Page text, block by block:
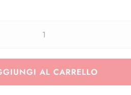
Raccoglitore
custodia
AL CARRELLO